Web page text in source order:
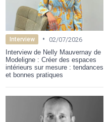
Interview • 02/07/2026
Interview de Nelly Mauvernay de
Modeligne : Créer des espaces
intérieurs sur mesure : tendances
et bonnes pratiques